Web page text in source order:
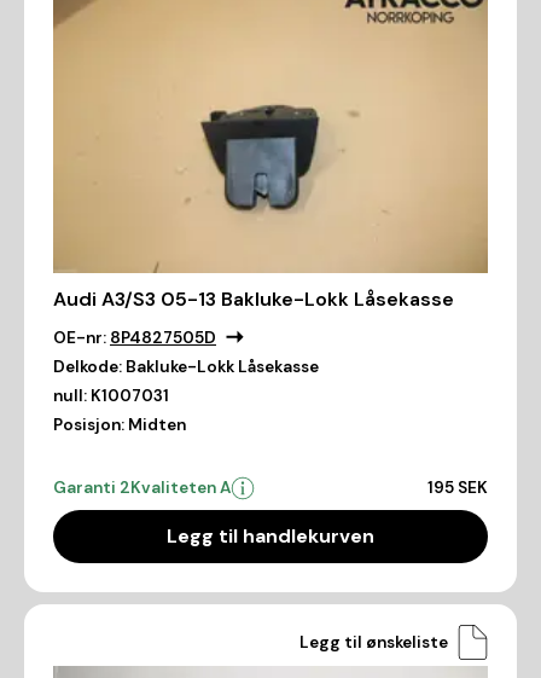
Audi A3/S3 05-13 Bakluke-Lokk Låsekasse
OE-nr: 8P4827505D
Delkode: Bakluke-Lokk Låsekasse
null: K1007031
Posisjon: Midten
Garanti 2Kvaliteten A 195 SEK
Legg til handlekurven
Legg til ønskeliste